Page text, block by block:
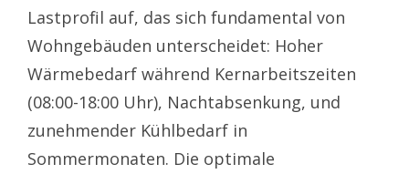
Lastprofil auf, das sich fundamental von
Wohngebäuden unterscheidet: Hoher
Wärmebedarf während Kernarbeitszeiten
(08:00-18:00 Uhr), Nachtabsenkung, und
zunehmender Kühlbedarf in
Sommermonaten. Die optimale